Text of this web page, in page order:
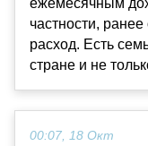
ежемесячным
частности,
расход. Есть
стране и не
00:07, 18 Окт